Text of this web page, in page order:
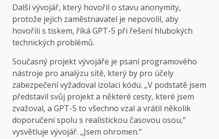
Další vývojář, který hovořil o stavu anonymity,
protože jejich zaměstnavatel je nepovolil, aby
hovořili s tiskem, říká GPT-5 při řešení hlubokých
technických problémů.
Současný projekt vývojáře je psaní programového
nástroje pro analýzu sítě, který by pro účely
zabezpečení vyžadoval izolaci kódu. „V podstatě jsem
představil svůj projekt a některé cesty, které jsem
zvažoval, a GPT-5 to všechno vzal a vrátil několik
doporučení spolu s realistickou časovou osou,“
vysvětluje vývojář. „Jsem ohromen.“